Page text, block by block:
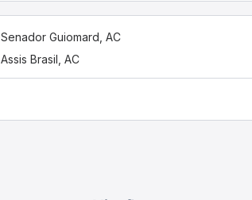
Senador Guiomard, AC
Assis Brasil, AC